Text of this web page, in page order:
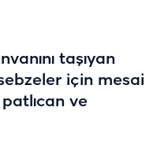
taşıyan
için mesai
ve